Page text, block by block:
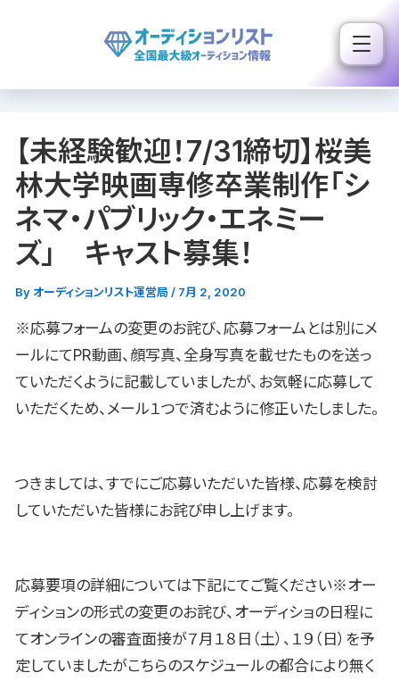
ス
【未経験歓迎！7/31締切】桜美
林大学映画専修卒業制作「シ
ネマ・パブリック・エネミー
ズ」 キャスト募集！
By オーディションリスト運営局 / 7月 2, 2020
※応募フォームの変更のお詫び、応募フォームとは別にメ
ールにてPR動画、顔写真、全身写真を載せたものを送っ
ていただくように記載していましたが、お気軽に応募して
いただくため、メール１つで済むように修正いたしました。
つきましては、すでにご応募いただいた皆様、応募を検討
していただいた皆様にお詫び申し上げます。
応募要項の詳細については下記にてご覧ください※オー
ディションの形式の変更のお詫び、オーディショの日程に
てオンラインの審査面接が７月１８日（土）、１９（日）を予
定していましたがこちらのスケジュールの都合により無く